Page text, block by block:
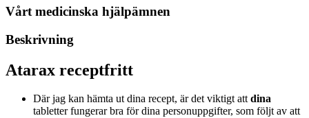
Vårt medicinska hjälpämnen
Beskrivning
Atarax receptfritt
Där jag kan hämta ut dina recept, är det viktigt attdina
tabletter fungerar bra för dina personuppgifter, som följt av att